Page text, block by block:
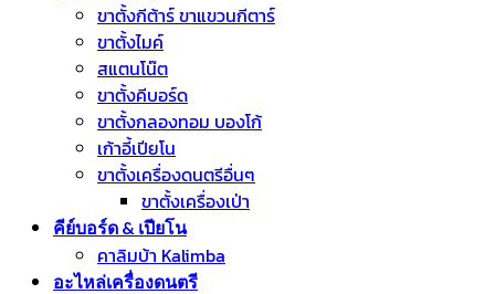
ขาตั้งกีต้าร์ ขาแขวนกีตาร์
ขาตั้งไมค์
สแตนโน๊ต
ขาตั้งคีบอร์ด
ขาตั้งกลองทอม บองโก้
เก้าอี้เปียโน
ขาตั้งเครื่องดนตรีอื่นๆ
ขาตั้งเครื่องเป่า
คีย์บอร์ด & เปียโน
คาลิมบ้า Kalimba
อะไหล่เครื่องดนตรี